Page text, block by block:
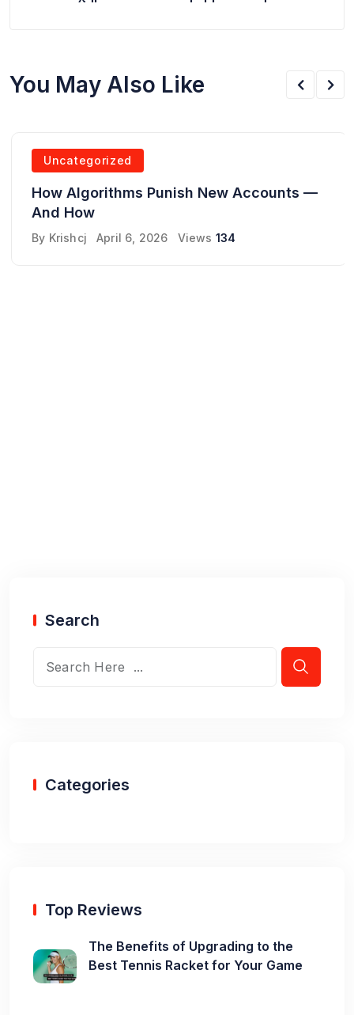
You May Also Like
Uncategorized
How Algorithms Punish New Accounts —
And How
By Krishcj April 6, 2026 Views 134
Search
Categories
Top Reviews
The Benefits of Upgrading to the
Best Tennis Racket for Your Game